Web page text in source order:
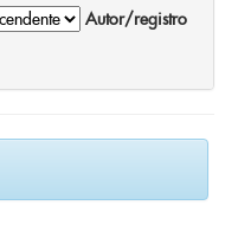
Autor/registro